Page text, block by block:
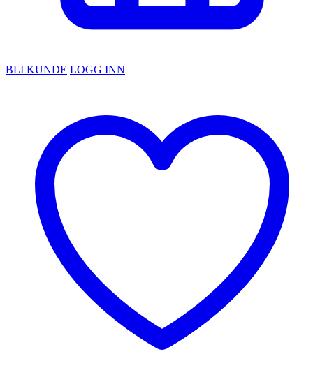
BLI KUNDE LOGG INN